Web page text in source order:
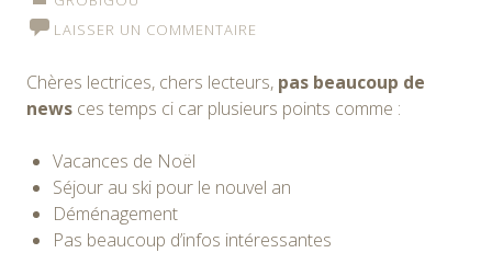
LAISSER UN COMMENTAIRE
Chères lectrices, chers lecteurs, pas beaucoup de
news ces temps ci car plusieurs points comme :
Vacances de Noël
Séjour au ski pour le nouvel an
Déménagement
Pas beaucoup d’infos intéressantes